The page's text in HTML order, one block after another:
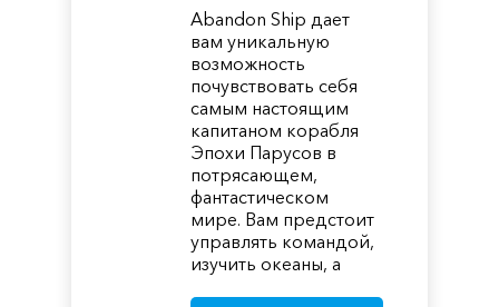
Abandon Ship дает
вам уникальную
возможность
почувствовать себя
самым настоящим
капитаном корабля
Эпохи Парусов в
потрясающем,
фантастическом
мире. Вам предстоит
управлять командой,
изучить океаны, а